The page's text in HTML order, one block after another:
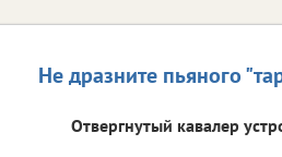
Не дразните пьяного
Отвергнутый кавалер